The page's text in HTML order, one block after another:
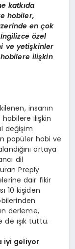
katkıda
hobiler,
zerinde ençok
İngilizce özel
ve yetişkinler
ilişkin
insanın
ilişkin
değişim
popüler hobi ve
ortaya
dil
Preply
dair fikir
10 kişiden
derleme,
ışık tuttu.
iyi geliyor